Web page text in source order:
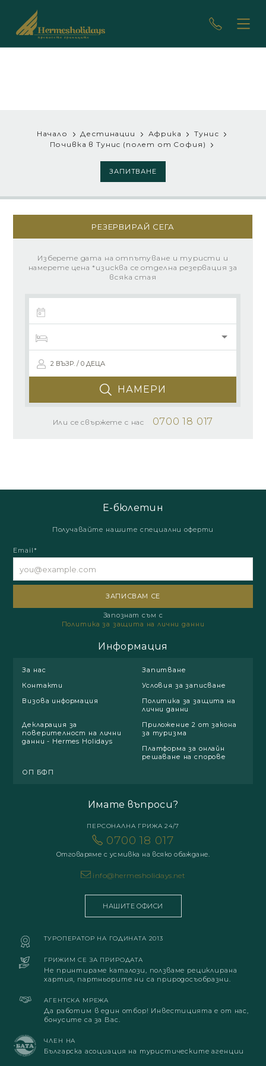
Начало Дестинации Африка
Тунис
Почивка в Тунис (полет от София)
ЗАПИТВАНЕ
РЕЗЕРВИРАЙ СЕГА
Изберете дата на отпътуване и туристи и
намерете цена *изисква се отделна резервация за
всяка стая
2 ВЪЗР. / 0 ДЕЦА
НАМЕРИ
Или се свържете с нас 0700 18 017
Е-бюлетин
Получавайте нашите специални оферти
Email*
Запознат съм с
Политика за защита на лични данни
Информация
За нас
Запитване
Контакти
Условия за записване
Визова информация
Политика за защита на
лични данни
Декларация за
поверителност на лични
данни - Hermes Holidays
Приложение 2 от закона
за туризма
Платформа за онлайн
решаване на спорове
ОП БФП
Имате въпроси?
ПЕРСОНАЛНА ГРИЖА 24/7
0700 18 017
Отговаряме с усмивка на всяко обаждане.
info@hermesholidays.net
НАШИТЕ ОФИСИ
ТУРОПЕРАТОР НА ГОДИНАТА 2013
ГРИЖИМ СЕ ЗА ПРИРОДАТА
Не принтираме каталози, ползваме рециклирана
хартия, партньорите ни са природосъобразни.
АГЕНТСКА МРЕЖА
Да работим в един отбор! Инвестицията е от нас,
бонусите са за Вас.
ЧЛЕН НА
Българска асоциация на туристическите агенции